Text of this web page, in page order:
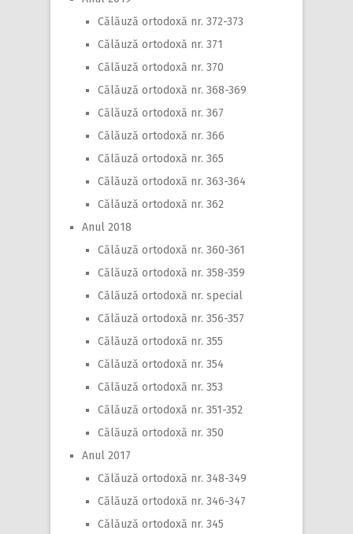
Călăuză ortodoxă nr. 372-373
Călăuză ortodoxă nr. 371
Călăuză ortodoxă nr. 370
Călăuză ortodoxă nr. 368-369
Călăuză ortodoxă nr. 367
Călăuză ortodoxă nr. 366
Călăuză ortodoxă nr. 365
Călăuză ortodoxă nr. 363-364
Călăuză ortodoxă nr. 362
Anul 2018
Călăuză ortodoxă nr. 360-361
Călăuză ortodoxă nr. 358-359
Călăuză ortodoxă nr. special
Călăuză ortodoxă nr. 356-357
Călăuză ortodoxă nr. 355
Călăuză ortodoxă nr. 354
Călăuză ortodoxă nr. 353
Călăuză ortodoxă nr. 351-352
Călăuză ortodoxă nr. 350
Anul 2017
Călăuză ortodoxă nr. 348-349
Călăuză ortodoxă nr. 346-347
Călăuză ortodoxă nr. 345